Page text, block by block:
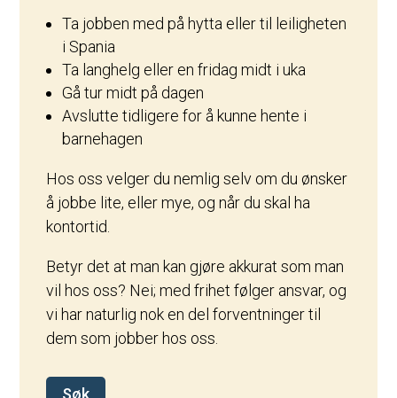
Ta jobben med på hytta eller til leiligheten
i Spania
Ta langhelg eller en fridag midt i uka
Gå tur midt på dagen
Avslutte tidligere for å kunne hente i
barnehagen
Hos oss velger du nemlig selv om du ønsker
å jobbe lite, eller mye, og når du skal ha
kontortid.
Betyr det at man kan gjøre akkurat som man
vil hos oss? Nei; med frihet følger ansvar, og
vi har naturlig nok en del forventninger til
dem som jobber hos oss.